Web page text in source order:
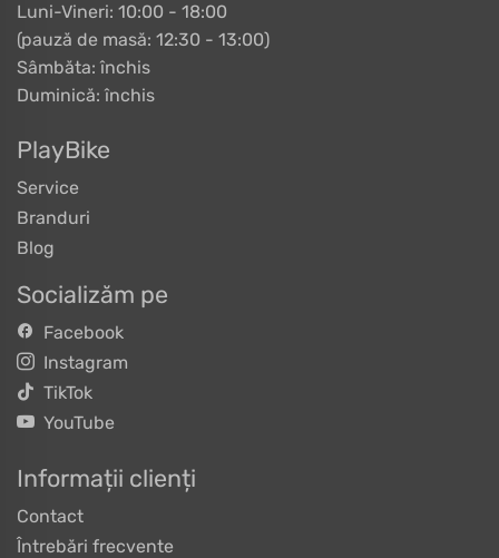
Luni-Vineri: 10:00 - 18:00
(pauză de masă: 12:30 - 13:00)
Sâmbăta: închis
Duminică: închis
PlayBike
Service
Branduri
Blog
Socializăm pe
Facebook
Instagram
TikTok
YouTube
Informații clienți
Contact
Întrebări frecvente